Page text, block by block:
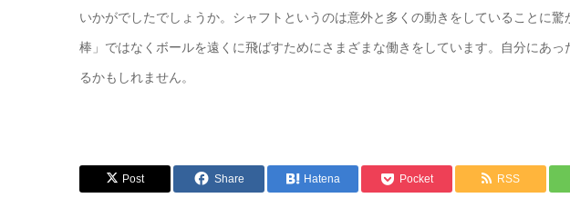
いかがでしたでしょうか。シャフトというのは意外と多くの動きをしていることに
棒」ではなくボールを遠くに飛ばすためにさまざまな働きをしています。自分にあ
るかもしれません。
Post Share Hatena Pocket RSS